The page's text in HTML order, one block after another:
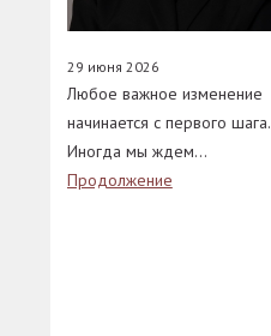
29 июня 2026
Любое важное изменение
начинается с первого шага.
Иногда мы ждем…
Продолжение